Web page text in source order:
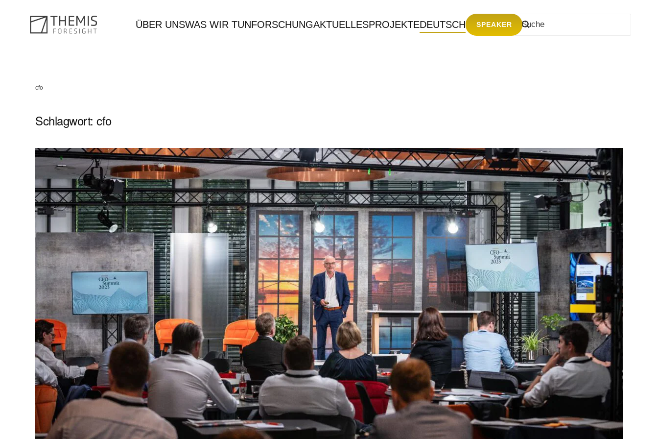
Zum Hauptinhalt springen ÜBER UNSWAS WIR TUNFORSCHUNGAKTUELLESPROJEKTEDEUTSCH SPEAKER
cfo
Schlagwort:cfo